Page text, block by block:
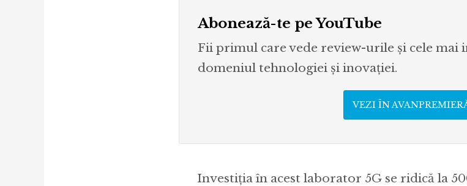
Abonează-te pe YouTube
Fii primul care vede review-urile și cele mai
domeniul tehnologiei și inovației.
VEZI ÎN
Investiția în acest laborator 5G se ridică la